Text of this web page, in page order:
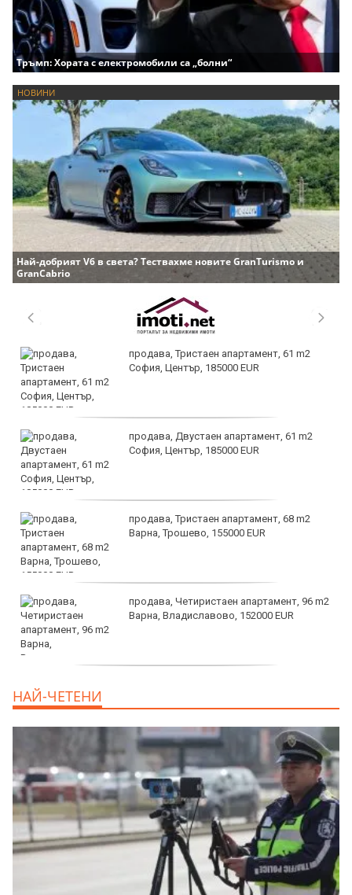
Тръмп: Хората с електромобили са „болни“
НОВИНИ
Най-добрият V6 в света? Тествахме новите GranTurismo и
GranCabrio
продава, Тристаен апартамент, 61 m2
София, Център, 185000 EUR
продава, Двустаен апартамент, 61 m2
София, Център, 185000 EUR
продава, Тристаен апартамент, 68 m2
Варна, Трошево, 155000 EUR
продава, Четиристаен апартамент, 96 m2
Варна, Владиславово, 152000 EUR
НАЙ-ЧЕТЕНИ